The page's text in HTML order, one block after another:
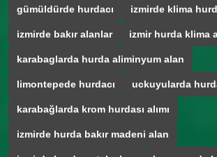
gümüldürde hurdacı izmirde klima
izmirde bakır alanlar izmir hurda klima
karabaglarda hurda aliminyum alan
limontepede hurdacı uckuyularda
karabağlarda krom hurdası alımı
izmirde hurda bakır madeni alan